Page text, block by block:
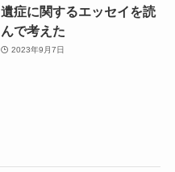
遺症に関するエッセイを読
んで考えた
2023年9月7日